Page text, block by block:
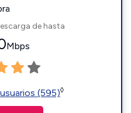
de hasta
Mbps
(595)◊